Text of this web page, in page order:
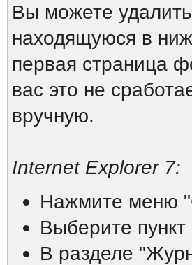
Вы можете
находящуюся в
первая страница
вас это не
вручную.
Internet Explorer 7:
Нажмите меню
Выберите
В разделе